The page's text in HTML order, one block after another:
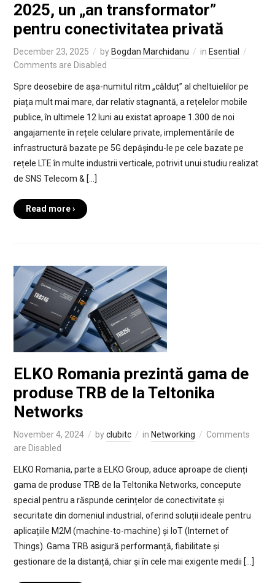
2025, un „an transformator”
pentru conectivitatea privată
December 23, 2025 by Bogdan Marchidanu in Esential
Comments are Disabled
Spre deosebire de așa-numitul ritm „călduț” al cheltuielilor pe
piața mult mai mare, dar relativ stagnantă, a rețelelor mobile
publice, în ultimele 12 luni au existat aproape 1.300 de noi
angajamente în rețele celulare private, implementările de
infrastructură bazate pe 5G depășindu-le pe cele bazate pe
rețele LTE în multe industrii verticale, potrivit unui studiu realizat
de SNS Telecom & […]
Read more ›
ELKO Romania prezintă gama de
produse TRB de la Teltonika
Networks
November 4, 2024 byclubitc in Networking
Comments
are Disabled
ELKO Romania, parte a ELKO Group, aduce aproape de clienți
gama de produse TRB de la Teltonika Networks, concepute
special pentru a răspunde cerințelor de conectivitate și
securitate din domeniul industrial, oferind soluții ideale pentru
aplicațiile M2M (machine-to-machine) și IoT (Internet of
Things). Gama TRB asigură performanță, fiabilitate și
gestionare de la distanță, chiar și în cele mai exigente medii […]